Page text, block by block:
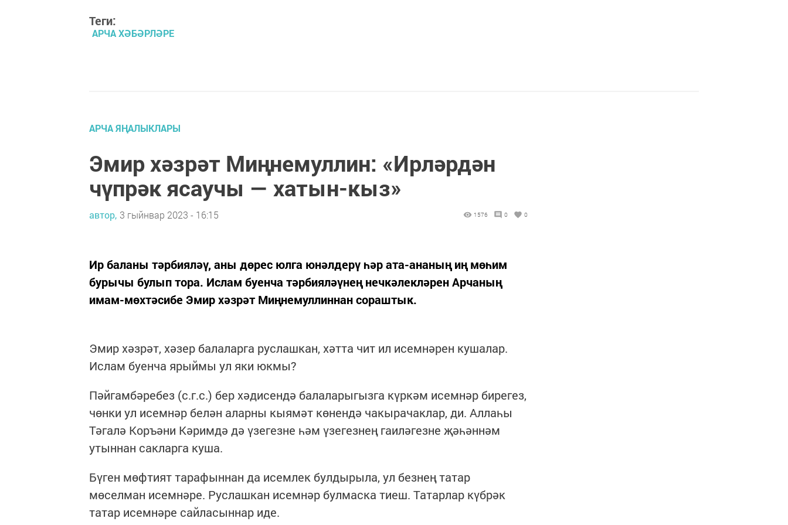
Теги:
АРЧА ХӘБӘРЛӘРЕ
АРЧА ЯҢАЛЫКЛАРЫ
Эмир хәзрәт Миңнемуллин: «Ирләрдән
чүпрәк ясаучы — хатын-кыз»
автор, 3 гыйнвар 2023 - 16:15 1576 0 0
Ир баланы тәрбияләү, аны дөрес юлга юнәлдерү һәр ата-ананың иң мөһим
бурычы булып тора. Ислам буенча тәрбияләүнең нечкәлекләрен Арчаның
имам-мөхтәсибе Эмир хәзрәт Миңнемуллиннан сораштык.
Эмир хәзрәт, хәзер балаларга руслашкан, хәтта чит ил исемнәрен кушалар.
Ислам буенча ярыймы ул яки юкмы?
Пәйгамбәребез (с.г.с.) бер хәдисендә балаларыгызга күркәм исемнәр бирегез,
чөнки ул исемнәр белән аларны кыямәт көнендә чакырачаклар, ди. Аллаһы
Тәгалә Коръәни Кәримдә дә үзегезне һәм үзегезнең гаиләгезне җәһәннәм
утыннан сакларга куша.
Бүген мөфтият тарафыннан да исемлек булдырыла, ул безнең татар
мөселман исемнәре. Руслашкан исемнәр булмаска тиеш. Татарлар күбрәк
татар исемнәре сайласыннар иде.